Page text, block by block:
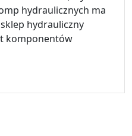
hydraulicznych ma
hydrauliczny
komponentów